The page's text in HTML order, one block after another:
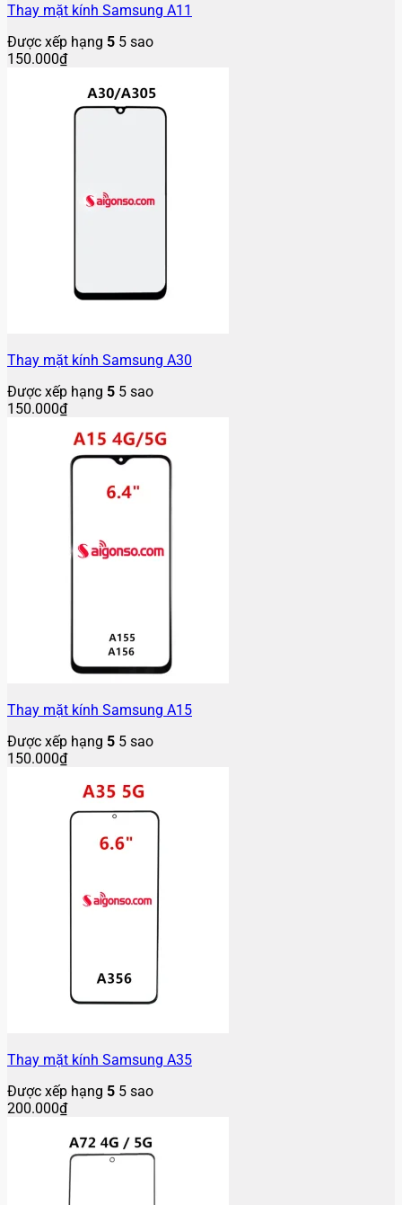
Thay mặt kính Samsung A11
Được xếp hạng 5 5 sao
150.000₫
Thay mặt kính Samsung A30
Được xếp hạng 5 5 sao
150.000₫
Thay mặt kính Samsung A15
Được xếp hạng 5 5 sao
150.000₫
Thay mặt kính Samsung A35
Được xếp hạng 5 5 sao
200.000₫